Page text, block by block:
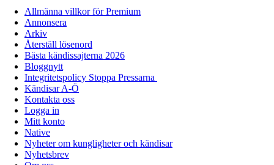
Allmänna villkor för Premium
Annonsera
Arkiv
Återställ lösenord
Bästa kändissajterna 2026
Bloggnytt
Integritetspolicy Stoppa Pressarna
Kändisar A-Ö
Kontakta oss
Logga in
Mitt konto
Native
Nyheter om kungligheter och kändisar
Nyhetsbrev